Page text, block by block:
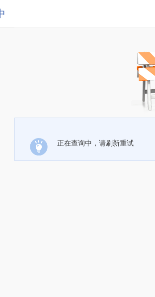
正在查询中，请刷新重试